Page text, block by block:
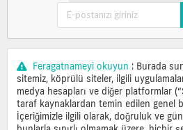
Feragatnameyi okuyun : Burada
sitemiz, köprülü siteler, ilgili
medya hesapları ve diğer platformlar
taraf kaynaklardan temin edilen genel
İçeriğimizle ilgili olarak, doğruluk ve